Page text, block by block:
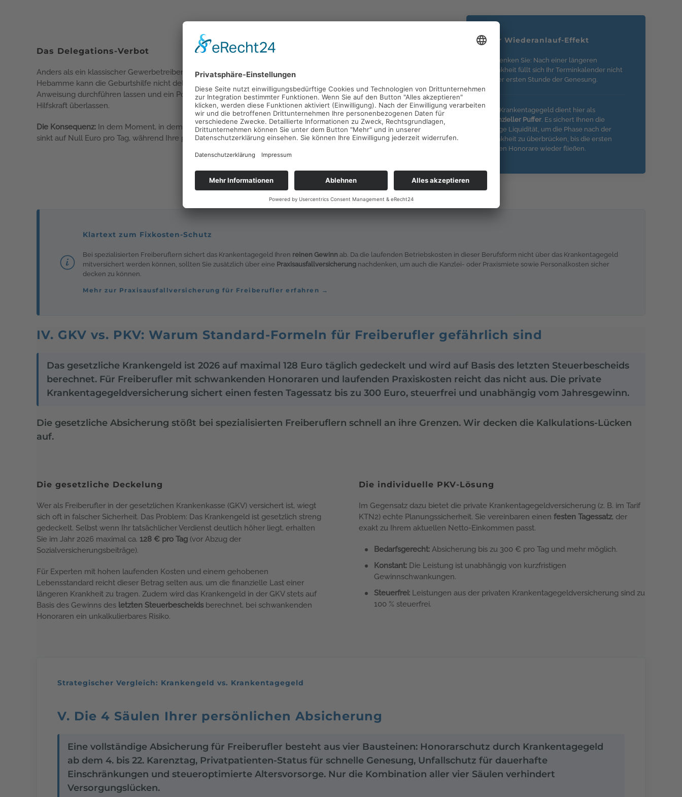
Das Delegations-Verbot
Anders als ein klassischer Gewerbetreibender können Sie Ihre Dienstleistung nicht einfach „outsourcen". Eine
Hebamme kann die Geburtshilfe nicht delegieren, ein Physiotherapeut die manuelle Therapie nicht per Video-
Anweisung durchführen lassen und ein Podologe kann die medizinische Fußpflege nicht einer ungelernten
Hilfskraft überlassen.
Die Konsequenz: In dem Moment, in dem Sie ausfallen, entsteht ein sofortiges Honorar-Vakuum. Ihr Umsatz
sinkt auf Null Euro pro Tag, während Ihre privaten Lebenshaltungskosten ungemindert weiterlaufen.
Der Wiederanlauf-Effekt
Bedenken Sie: Nach einer längeren
Krankheit füllt sich Ihr Terminkalender nicht
in der ersten Stunde der Genesung.
Das Krankentagegeld dient hier als
finanzieller Puffer. Es sichert Ihnen die
nötige Liquidität, um die Phase nach der
Krankheit zu überbrücken, bis die ersten
neuen Honorare wieder fließen.
Klartext zum Fixkosten-Schutz
Bei spezialisierten Freiberuflern sichert das Krankentagegeld Ihren reinen Gewinn ab. Da die laufenden Betriebskosten in dieser Berufsform nicht über das Krankentagegeld
mitversichert werden können, sollten Sie zusätzlich über eine Praxisausfallversicherung nachdenken, um auch die Kanzlei- oder Praxismiete sowie Personalkosten sicher
decken zu können.
Mehr zur Praxisausfallversicherung für Freiberufler erfahren →
IV. GKV vs. PKV: Warum Standard-Formeln für Freiberufler gefährlich sind
Das gesetzliche Krankengeld ist 2026 auf maximal 128 Euro täglich gedeckelt und wird auf Basis des letzten Steuerbescheids
berechnet. Für Freiberufler mit schwankenden Honoraren und laufenden Praxiskosten reicht das nicht aus. Die private
Krankentagegeldversicherung sichert einen festen Tagessatz bis zu 300 Euro, steuerfrei und unabhängig vom Jahresgewinn.
Die gesetzliche Absicherung stößt bei spezialisierten Freiberuflern schnell an ihre Grenzen. Wir decken die Kalkulations-Lücken
auf.
Die gesetzliche Deckelung
Wer als Freiberufler in der gesetzlichen Krankenkasse (GKV) versichert ist, wiegt
sich oft in falscher Sicherheit. Das Problem: Das Krankengeld ist gesetzlich streng
gedeckelt. Selbst wenn Ihr tatsächlicher Verdienst deutlich höher liegt, erhalten
Sie im Jahr 2026 maximal ca. 128 € pro Tag (vor Abzug der
Sozialversicherungsbeiträge).
Für Experten mit hohen laufenden Kosten und einem gehobenen
Lebensstandard reicht dieser Betrag selten aus, um die finanzielle Last einer
längeren Krankheit zu tragen. Zudem wird das Krankengeld in der GKV stets auf
Basis des Gewinns des letzten Steuerbescheidsberechnet, bei schwankenden
Honoraren ein unkalkulierbares Risiko.
Die individuelle PKV-Lösung
Im Gegensatz dazu bietet die private Krankentagegeldversicherung (z. B. im Tarif
KTN2) echte Planungssicherheit. Sie vereinbaren einen festen Tagessatz, der
exakt zu Ihrem aktuellen Netto-Einkommen passt.
Bedarfsgerecht: Absicherung bis zu 300 € pro Tag und mehr möglich.
Konstant: Die Leistung ist unabhängig von kurzfristigen
Gewinnschwankungen.
Steuerfrei: Leistungen aus der privaten Krankentagegeldversicherung sind zu
100 % steuerfrei.
Strategischer Vergleich: Krankengeld vs. Krankentagegeld
V. Die 4 Säulen Ihrer persönlichen Absicherung
Eine vollständige Absicherung für Freiberufler besteht aus vier Bausteinen: Honorarschutz durch Krankentagegeld
ab dem 4. bis 22. Karenztag, Privatpatienten-Status für schnelle Genesung, Unfallschutz für dauerhafte
Einschränkungen und steueroptimierte Altersvorsorge. Nur die Kombination aller vier Säulen verhindert
Versorgungslücken.